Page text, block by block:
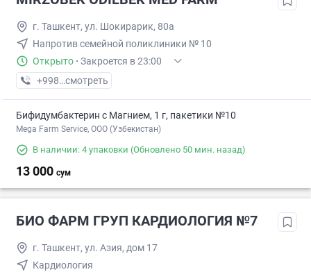
г. Ташкент, ул. Шокирарик, 80а
Напротив семейной поликлиники № 10
Открыто · Закроется в 23:00
+998 (93) XXX-XX-XX
смотреть
Бифидумбактерин с Магнием, 1 г, пакетики №10
Mega Farm Service, ООО (Узбекистан)
В наличии: 4 упаковки (Обновлено 50 мин. назад)
13 000 сум
БИО ФАРМ ГРУП КАРДИОЛОГИЯ №7
г. Ташкент, ул. Азия, дом 17
Кардиология